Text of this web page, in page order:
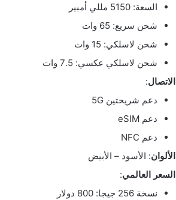
السعة: 5150 مللي أمبير
شحن سريع: 65 وات
شحن لاسلكي: 15 وات
شحن لاسلكي عكسي: 7.5 وات
الاتصال:
دعم شريحتين 5G
دعم eSIM
دعم NFC
الألوان: الأسود – الأبيض
السعر العالمي:
نسخة 256 جيجا: 800 دولار